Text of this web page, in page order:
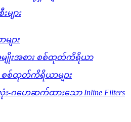
များ
ျား
ျိုးအစား စစ်ထုတ်ကိရိယာ
စစ်ထုတ်ကိရိယာများ
း-ဂဟေဆက်ထားသော Inline Filters